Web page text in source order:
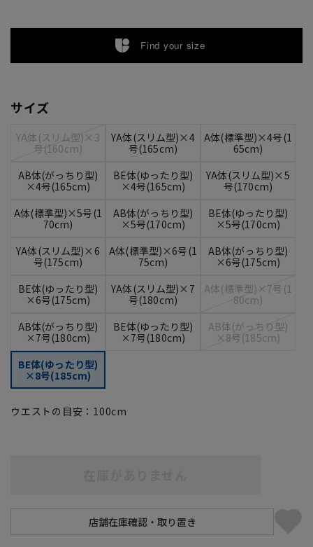
Find your size
サイズ
YA体(スリム型)×3
号(160cm)
YA体(スリム型)×4
号(165cm)
A体(標準型)×4号(1
65cm)
AB体(がっちり型)
×4号(165cm)
BE体(ゆったり型)
×4号(165cm)
YA体(スリム型)×5
号(170cm)
A体(標準型)×5号(1
70cm)
AB体(がっちり型)
×5号(170cm)
BE体(ゆったり型)
×5号(170cm)
YA体(スリム型)×6
号(175cm)
A体(標準型)×6号(1
75cm)
AB体(がっちり型)
×6号(175cm)
BE体(ゆったり型)
×6号(175cm)
YA体(スリム型)×7
号(180cm)
A体(標準型)×7号(1
80cm)
AB体(がっちり型)
×7号(180cm)
BE体(ゆったり型)
×7号(180cm)
AB体(がっちり型)
×8号(185cm)
BE体(ゆったり型)
×8号(185cm)
ウエストの目安： 100cm